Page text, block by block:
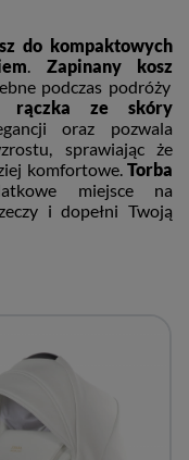
do kompaktowych
Zapinany kosz
podczas podróży
rączka ze skóry
oraz pozwala
sprawiając że
komfortowe. Torba
miejsce na
i dopełni Twoją